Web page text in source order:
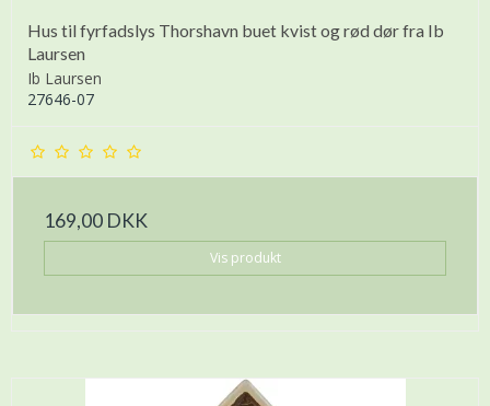
Hus til fyrfadslys Thorshavn buet kvist og rød dør fra Ib
Laursen
Ib Laursen
27646-07
169,00 DKK
Vis produkt